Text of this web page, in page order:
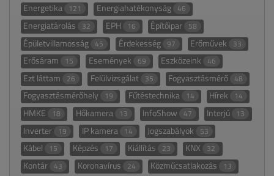
Energetika 121 Energiahatékonyság 46
Energiatárolás 32 EPH 16 Építőipar 58
Épületvillamosság 45 Érdekesség 97 Erőművek 33
Erősáram 15 Események 69 Eszközeink 46
Ezt láttam 26 Felülvizsgálat 35 Fogyasztásmérő 48
Fogyasztásmérőhely 19 Fűtéstechnika 14 Hírek 14
HMKE 18 Hőkamera 13 InfoShow 47 Interjú 13
Inverter 19 IP kamera 14 Jogszabályok 53
Kábel 15 Képzés 17 Kiállítás 23 KNX 32
Kontár 43 Koronavírus 24 Közműcsatlakozás 13